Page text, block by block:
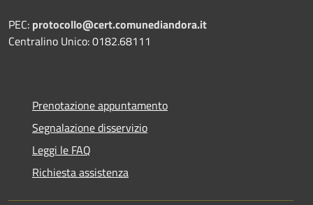
PEC: protocollo@cert.comunediandora.it
Centralino Unico: 0182.68111
Prenotazione appuntamento
Segnalazione disservizio
Leggi le FAQ
Richiesta assistenza